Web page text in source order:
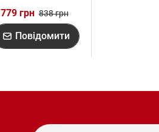
779 грн 838 грн
Повідомити